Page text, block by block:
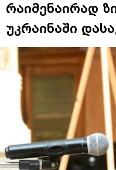
რაიმენაირად
უკრაინაში